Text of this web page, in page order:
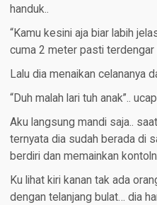
handuk..
“Kamu kesini aja biar labih
cuma 2 meter pasti terdengar
Lalu dia menaikan celananya
“Duh malah lari tuh anak”..
Aku langsung mandi saja..
ternyata dia sudah berada di
berdiri dan memainkan
Ku lihat kiri kanan tak ada
dengan telanjang bulat… dia